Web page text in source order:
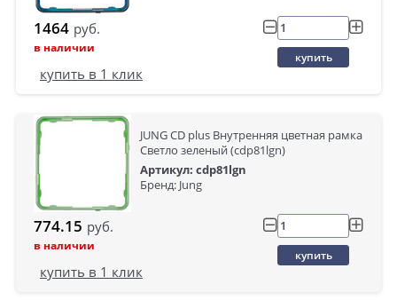
1464 руб.
в наличии
купить
купить в 1 клик
JUNG CD plus Внутренняя цветная рамка
Светло зеленый (cdp81lgn)
Артикул: cdp81lgn
Бренд: Jung
774.15 руб.
в наличии
купить
купить в 1 клик